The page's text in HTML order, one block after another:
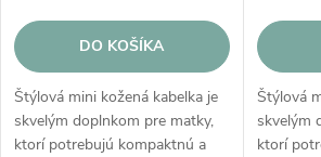
DO KOŠÍKA
Štýlová mini kožená kabelka je
skvelým doplnkom pre matky,
ktorí potrebujú kompaktnú a
Štýlová
skvelým
ktorí